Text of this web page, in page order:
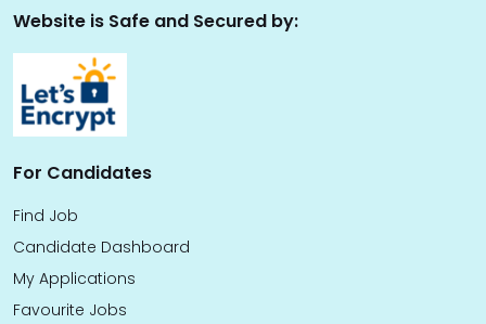
Website is Safe and Secured by:
For Candidates
Find Job
Candidate Dashboard
My Applications
Favourite Jobs